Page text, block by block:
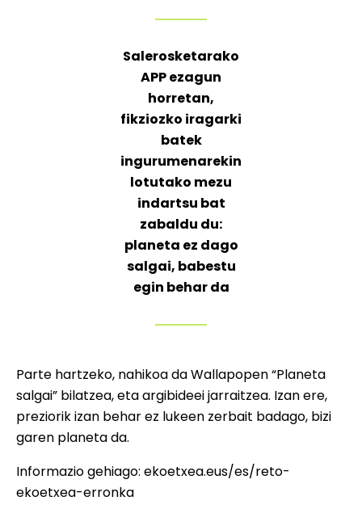
Salerosketarako
APP ezagun
horretan,
fikziozko iragarki
batek
ingurumenarekin
lotutako mezu
indartsu bat
zabaldu du:
planeta ez dago
salgai, babestu
egin behar da
Parte hartzeko, nahikoa da Wallapopen “Planeta
salgai” bilatzea, eta argibideei jarraitzea. Izan ere,
preziorik izan behar ez lukeen zerbait badago, bizi
garen planeta da.
Informazio gehiago: ekoetxea.eus/es/reto-
ekoetxea-erronka